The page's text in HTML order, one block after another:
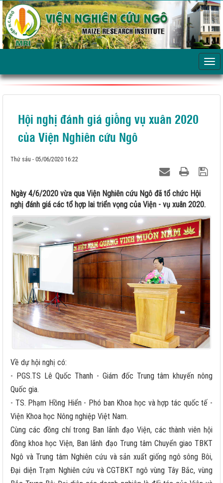
Hội nghị đánh giá giống vụ xuân 2020
của Viện Nghiên cứu Ngô
Thứ sáu - 05/06/2020 16:22
Ngày 4/6/2020 vừa qua Viện Nghiên cứu Ngô đã tổ chức Hội
nghị đánh giá các tổ hợp lai triển vọng của Viện - vụ xuân 2020.
Về dự hội nghị có:
- PGS.TS Lê Quốc Thanh - Giám đốc Trung tâm khuyến nông
Quốc gia.
- TS. Phạm Hồng Hiển - Phó ban Khoa học và hợp tác quốc tế -
Viện Khoa học Nông nghiệp Việt Nam.
Cùng các đồng chí trong Ban lãnh đạo Viện, các thành viên hội
đồng khoa học Viện, Ban lãnh đạo Trung tâm Chuyển giao TBKT
Ngô và Trung tâm Nghiên cứu và sản xuất giống ngô sông Bôi,
Đại diện Trạm Nghiên cứu và CGTBKT ngô vùng Tây Bắc, vùng